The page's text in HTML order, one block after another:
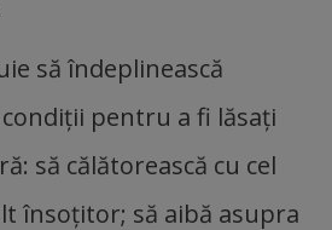
să îndeplinească
pentru a fi lăsaţi
să călătorească cu cel
însoţitor; să aibă asupra